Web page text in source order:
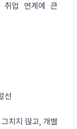
취업 연계에 큰
선
치지 않고, 개별